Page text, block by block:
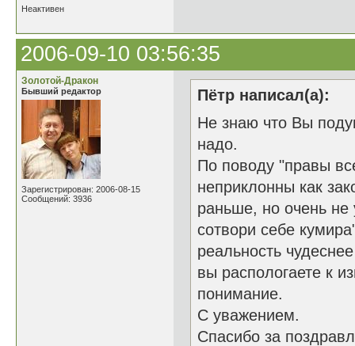
Неактивен
2006-09-10 03:56:35
Золотой-Дракон
Бывший редактор
Зарегистрирован: 2006-08-15
Сообщений: 3936
Пётр написал(а):
Не знаю что Вы
надо.
По поводу "правы
неприклонны как
раньше, но очень не
сотвори себе
реальность
вы распологаете к
понимание.
С уважением.
Спасибо за